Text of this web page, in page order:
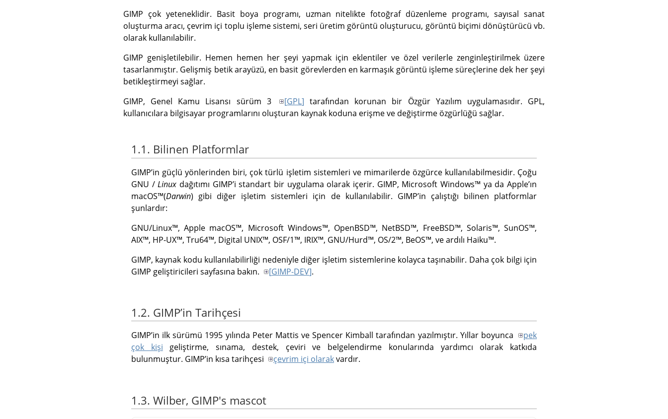
GIMP çok yeteneklidir. Basit boya programı, uzman nitelikte fotoğraf düzenleme programı, sayısal sanat
oluşturma aracı, çevrim içi toplu işleme sistemi, seri üretim görüntü oluşturucu, görüntü biçimi dönüştürücü vb.
olarak kullanılabilir.
GIMP genişletilebilir. Hemen hemen her şeyi yapmak için eklentiler ve özel verilerle zenginleştirilmek üzere
tasarlanmıştır. Gelişmiş betik arayüzü, en basit görevlerden en karmaşık görüntü işleme süreçlerine dek her şeyi
betikleştirmeyi sağlar.
GIMP, Genel Kamu Lisansı sürüm 3 [GPL] tarafından korunan bir Özgür Yazılım uygulamasıdır. GPL,
kullanıcılara bilgisayar programlarını oluşturan kaynak koduna erişme ve değiştirme özgürlüğü sağlar.
1.1. Bilinen Platformlar
GIMPʼin güçlü yönlerinden biri, çok türlü işletim sistemleri ve mimarilerde özgürce kullanılabilmesidir. Çoğu
GNU /Linux dağıtımı GIMPʼi standart bir uygulama olarak içerir. GIMP, Microsoft Windows™ ya da Appleʼın
macOS™(Darwin) gibi diğer işletim sistemleri için de kullanılabilir. GIMPʼin çalıştığı bilinen platformlar
şunlardır:
GNU/Linux™,Apple macOS™, Microsoft Windows™, OpenBSD™, NetBSD™, FreeBSD™, Solaris™,SunOS™,
AIX™, HP-UX™, Tru64™, Digital UNIX™, OSF/1™, IRIX™, GNU/Hurd™, OS/2™, BeOS™, ve ardılı Haiku™.
GIMP, kaynak kodu kullanılabilirliği nedeniyle diğer işletim sistemlerine kolayca taşınabilir. Daha çok bilgi için
GIMP geliştiricileri sayfasına bakın. [GIMP-DEV].
1.2. GIMPʼin Tarihçesi
GIMPʼin ilk sürümü 1995 yılında Peter Mattis ve Spencer Kimball tarafından yazılmıştır. Yıllar boyunca
pek
çok kişi geliştirme, sınama, destek, çeviri ve belgelendirme konularında yardımcı olarak katkıda
bulunmuştur. GIMPʼin kısa tarihçesi çevrim içi olarakvardır.
1.3. Wilber, GIMP's mascot